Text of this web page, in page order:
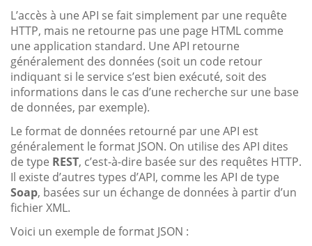
L’accès à une API se fait simplement par une requête
HTTP, mais ne retourne pas une page HTML comme
une application standard. Une API retourne
généralement des données (soit un code retour
indiquant si le service s’est bien exécuté, soit des
informations dans le cas d’une recherche sur une base
de données, par exemple).
Le format de données retourné par une API est
généralement le format JSON. On utilise des API dites
de type REST, c’est-à-dire basée sur des requêtes HTTP.
Il existe d’autres types d’API, comme les API de type
Soap, basées sur un échange de données à partir d’un
fichier XML.
Voici un exemple de format JSON :